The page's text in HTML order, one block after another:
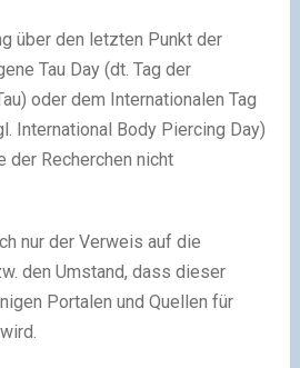
über den letzten Punkt der
Tau Day (dt. Tag der
oder dem Internationalen Tag
International Body Piercing Day)
der Recherchen nicht
nur der Verweis auf die
den Umstand, dass dieser
Portalen und Quellen für